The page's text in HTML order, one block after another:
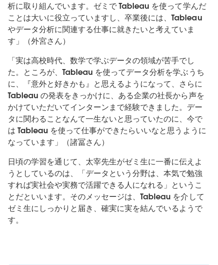
析に取り組んでいます。ゼミで Tableau を使って学んだ
ことは大いに役立っていますし、卒業後には、Tableau
やデータ分析に関連する仕事に就きたいと考えていま
す」（外宮さん）
「実は高校時代、数学で学ぶデータの領域が苦手でし
た。ところが、Tableau を使ってデータ分析を学ぶうち
に、『意外と好きかも』と思えるようになって、さらに
Tableau の発表をきっかけに、ある企業の社長から声を
かけていただいてインターンまで経験できました。デー
タに関わることなんて一生ないと思っていたのに、今で
は Tableau を使って仕事ができたらいいなと思うように
なっています」（諸冨さん）
日頃の学習を通じて、太宰先生がゼミ生に一番に伝えよ
うとしているのは、「データという分野は、本気で勉強
すれば実社会や実務で活躍できる人になれる」というこ
とだといいます。そのメッセージは、Tableau を介して
ゼミ生にしっかりと届き、確実に実を結んでいるようで
す。